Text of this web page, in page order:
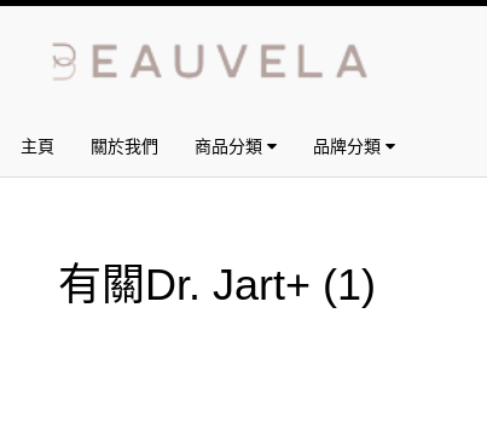
主頁 關於我們 商品分類 品牌分類
有關Dr. Jart+ (1)